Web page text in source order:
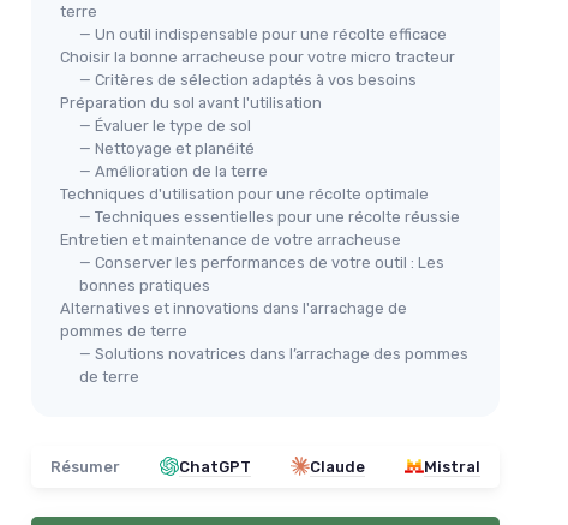
terre
— Un outil indispensable pour une récolte efficace
Choisir la bonne arracheuse pour votre micro tracteur
— Critères de sélection adaptés à vos besoins
Préparation du sol avant l'utilisation
— Évaluer le type de sol
— Nettoyage et planéité
— Amélioration de la terre
Techniques d'utilisation pour une récolte optimale
— Techniques essentielles pour une récolte réussie
Entretien et maintenance de votre arracheuse
— Conserver les performances de votre outil : Les
bonnes pratiques
Alternatives et innovations dans l'arrachage de
pommes de terre
— Solutions novatrices dans l’arrachage des pommes
de terre
Résumer ChatGPT Claude Mistral